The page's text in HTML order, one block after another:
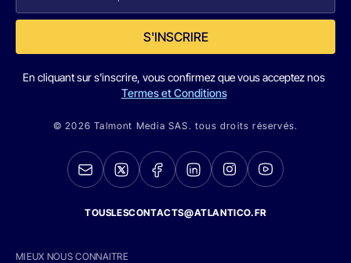
S'INSCRIRE
En cliquant sur s'inscrire, vous confirmez que vous acceptez nos
Termes et Conditions
© 2026 Talmont Media SAS. tous droits réservés.
TOUSLESCONTACTS@ATLANTICO.FR
MIEUX NOUS CONNAITRE